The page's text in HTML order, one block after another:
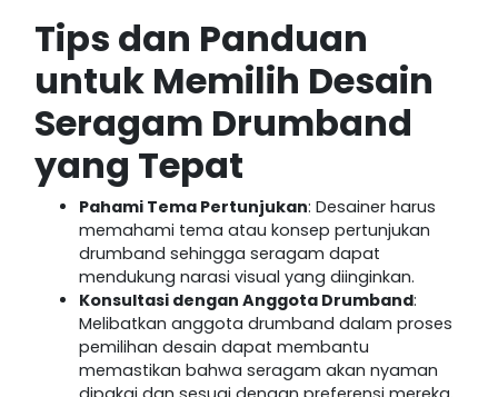
Tips dan Panduan
untuk Memilih Desain
Seragam Drumband
yang Tepat
Pahami Tema Pertunjukan: Desainer harus
memahami tema atau konsep pertunjukan
drumband sehingga seragam dapat
mendukung narasi visual yang diinginkan.
Konsultasi dengan Anggota Drumband:
Melibatkan anggota drumband dalam proses
pemilihan desain dapat membantu
memastikan bahwa seragam akan nyaman